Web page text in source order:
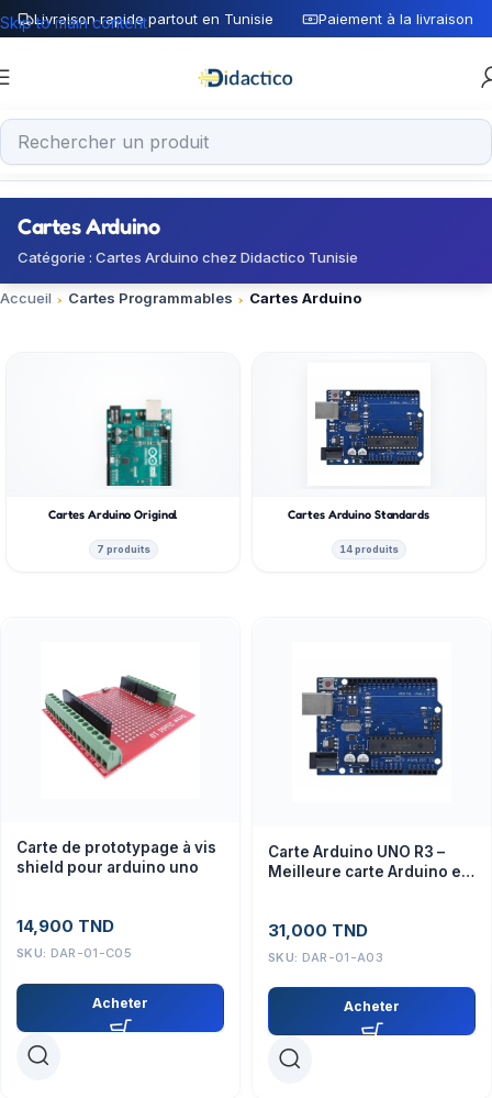
Livraison rapide partout en Tunisie Paiement à la livraison
Skip to main content
Cartes Arduino
Catégorie : Cartes Arduino chez Didactico Tunisie
Accueil Cartes Programmables Cartes Arduino
Cartes Arduino Original
7 produits
Cartes Arduino Standards
14 produits
Carte de prototypage à vis
shield pour arduino uno
14,900 TND
SKU: DAR-01-C05
Acheter
Carte Arduino UNO R3 –
Meilleure carte Arduino en
31,000 TND
SKU: DAR-01-A03
Acheter